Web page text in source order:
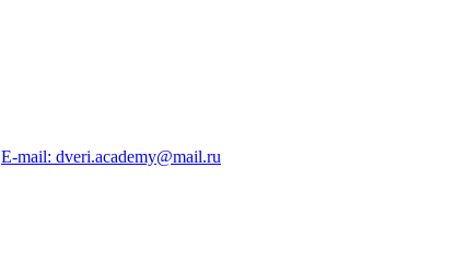
E-mail: dveri.academy@mail.ru